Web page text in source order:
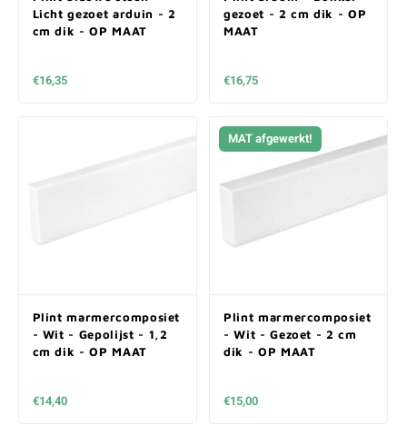
Licht gezoet arduin - 2
cm dik - OP MAAT
€16,35
gezoet - 2 cm dik - OP
MAAT
€16,75
Plint marmercomposiet
- Wit - Gepolijst - 1,2
cm dik - OP MAAT
€14,40
MAT afgewerkt!
Plint marmercomposiet
- Wit - Gezoet - 2 cm
dik - OP MAAT
€15,00